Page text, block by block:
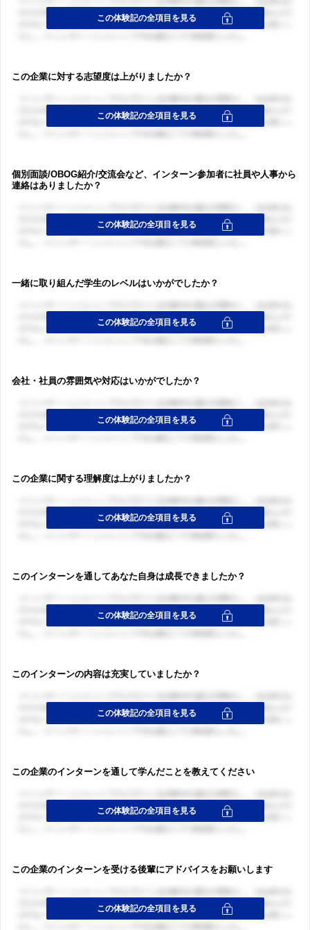
この企業に対する志望度は上がりましたか？
個別面談/OBOG紹介/交流会など、インターン参加者に社員や人事から
連絡はありましたか？
一緒に取り組んだ学生のレベルはいかがでしたか？
会社・社員の雰囲気や対応はいかがでしたか？
この企業に関する理解度は上がりましたか？
このインターンを通してあなた自身は成長できましたか？
このインターンの内容は充実していましたか？
この企業のインターンを通して学んだことを教えてください
この企業のインターンを受ける後輩にアドバイスをお願いします